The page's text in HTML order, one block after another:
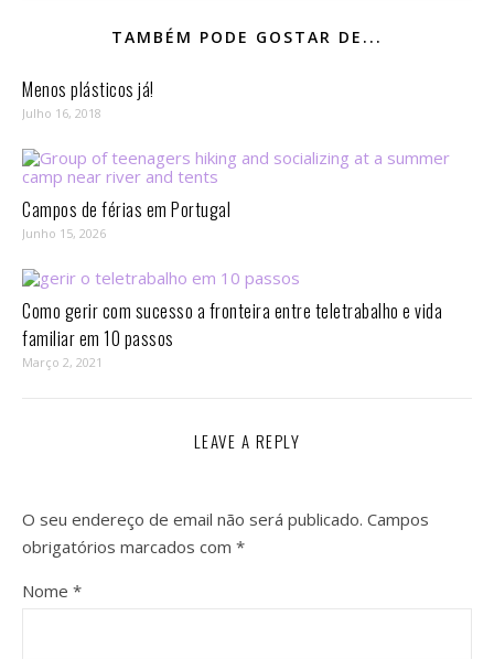
TAMBÉM PODE GOSTAR DE...
Menos plásticos já!
Julho 16, 2018
Campos de férias em Portugal
Junho 15, 2026
Como gerir com sucesso a fronteira entre teletrabalho e vida
familiar em 10 passos⁣
Março 2, 2021
LEAVE A REPLY
O seu endereço de email não será publicado. Campos
obrigatórios marcados com *
Nome *